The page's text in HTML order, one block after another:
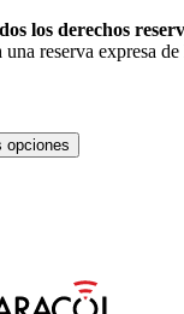
los derechos
reserva expresa de
opciones